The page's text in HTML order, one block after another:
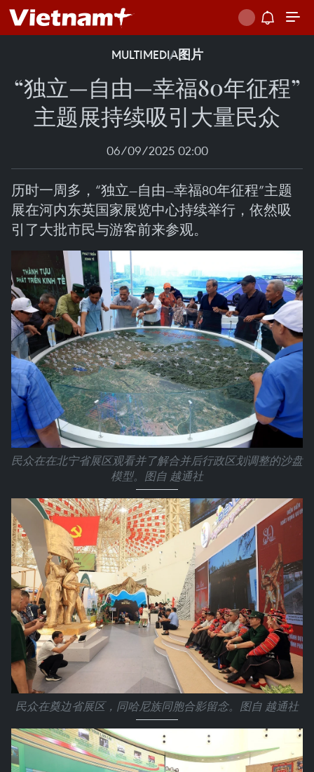
MULTIMEDIA图片
“独立—自由—幸福80年征程”
主题展持续吸引大量民众
06/09/2025 02:00
历时一周多，“独立—自由—幸福80年征程”主题
展在河内东英国家展览中心持续举行，依然吸
引了大批市民与游客前来参观。
民众在在北宁省展区观看并了解合并后行政区划调整的沙盘
模型。图自 越通社
民众在奠边省展区，同哈尼族同胞合影留念。图自 越通社